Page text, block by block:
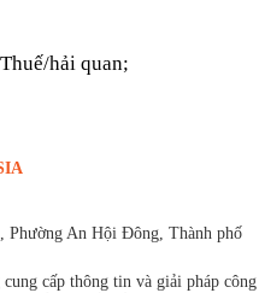
hải quan;
An Hội Đông, Thành phố
cấp thông tin và giải pháp công